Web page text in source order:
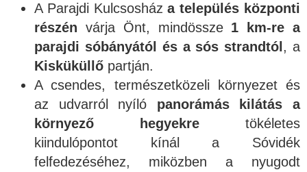
A Parajdi Kulcsosháza település központi
részén várja Önt, mindössze 1 km-re a
parajdi sóbányától és a sós strandtól , a
Kisküküllő partján.
A csendes, természetközeli környezet és
az udvarról nyíló panorámás kilátás a
környező hegyekre tökéletes
kiindulópontot kínál a Sóvidék
felfedezéséhez, miközben a nyugodt